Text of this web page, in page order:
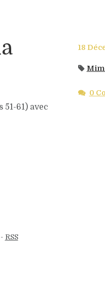
61) avec
18
0
RSS